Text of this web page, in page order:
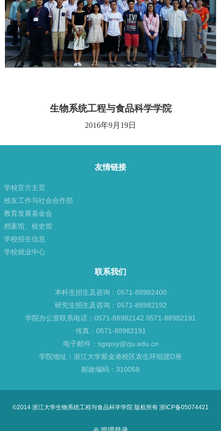
生物系统工程与食品科学学院
2016年9月 19日
友情链接
学校官方主页
校友工作与社会合作部
教育发展基金会
档案馆、校史馆
学校招生信息
学校就业中心
联系我们
本科生招生及咨询：0571-88982400
研究生招生及咨询：0571-88982192
学院办公室联系电话：0571-88982142 0571-88982191
传真：0571-88982191
电子邮件：sgspxy@zju.edu.cn
学院地址：浙江大学紫金港校区农生环组团D座
邮政编码：310058
©2014 浙江大学生物系统工程与食品科学学院 版权所有 浙ICP备05074421